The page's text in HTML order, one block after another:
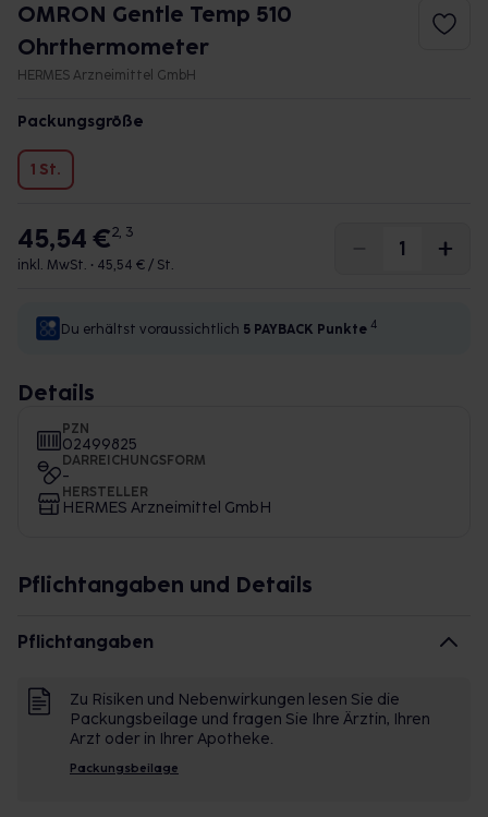
OMRON Gentle Temp 510
Ohrthermometer
HERMES Arzneimittel GmbH
Packungsgröße
1 St.
45,54 €2, 3
inkl. MwSt. • 45,54 € / St.
Du erhältst voraussichtlich 5 PAYBACK Punkte 4
Details
PZN
02499825
DARREICHUNGSFORM
-
HERSTELLER
HERMES Arzneimittel GmbH
Pflichtangaben und Details
Pflichtangaben
Zu Risiken und Nebenwirkungen lesen Sie die
Packungsbeilage und fragen Sie Ihre Ärztin, Ihren
Arzt oder in Ihrer Apotheke.
Packungsbeilage